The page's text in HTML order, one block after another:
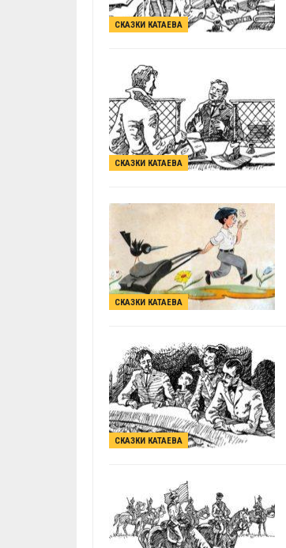
СКАЗКИ КАТАЕВА
СКАЗКИ КАТАЕВА
СКАЗКИ КАТАЕВА
СКАЗКИ КАТАЕВА